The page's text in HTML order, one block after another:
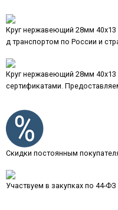
Круг нержавеющий 28мм 40х13
д транспортом по России и
Круг нержавеющий 28мм
сертификатами.
Скидки постоянным
Участвуем в закупках по 44-